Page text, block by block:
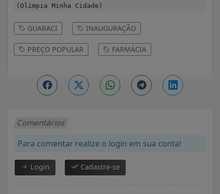
(Olímpia Minha Cidade)
GUARACI INAUGURAÇÃO
PREÇO POPULAR FARMÁCIA
Comentários
Para comentar realize o login em sua conta!
Login Cadastre-se